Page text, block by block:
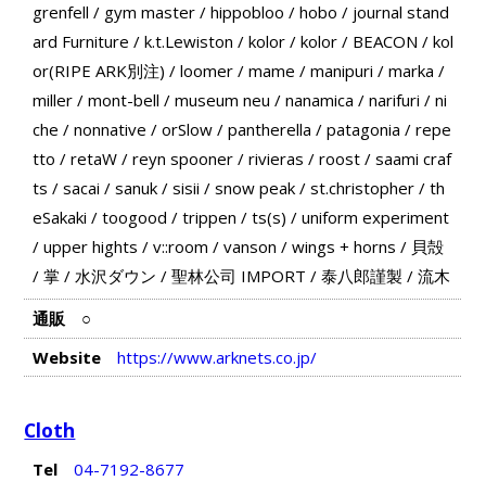
grenfell / gym master/ hippobloo / hobo / journal stand
ard Furniture / k.t.Lewiston / kolor/ kolor / BEACON / kol
or(RIPE ARK別注) / loomer/ mame / manipuri / marka /
miller/ mont-bell / museum neu / nanamica / narifuri / ni
che / nonnative / orSlow/ pantherella / patagonia / repe
tto / retaW/ reyn spooner/ rivieras / roost/ saami craf
ts / sacai / sanuk/ sisii / snow peak/ st.christopher/ th
eSakaki / toogood / trippen / ts(s) / uniform experiment
/ upper hights / v::room / vanson / wings + horns / 貝殻
/ 掌/ 水沢ダウン / 聖林公司 IMPORT / 泰八郎謹製 / 流木
通販
○
Website
https://www.arknets.co.jp/
Cloth
Tel 04-7192-8677